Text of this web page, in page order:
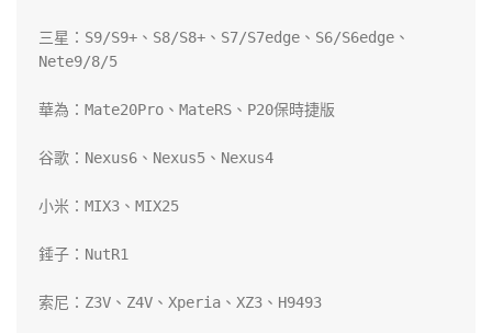
三星：S9/S9+、S8/S8+、S7/S7edge、S6/S6edge、
Nete9/8/5
華為：Mate20Pro、MateRS、P20保時捷版
谷歌：Nexus6、Nexus5、Nexus4
小米：MIX3、MIX25
錘子：NutR1
索尼：Z3V、Z4V、Xperia、XZ3、H9493